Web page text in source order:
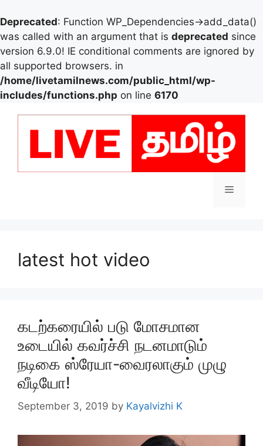
Deprecated: Function WP_Dependencies->add_data()
was called with an argument that is deprecated since
version 6.9.0! IE conditional comments are ignored by
all supported browsers. in
/home/livetamilnews.com/public_html/wp-
includes/functions.php on line 6170
Menu
latest hot video
கடற்கரையில் படு மோசமான
உடையில் கவர்ச்சி நடனமாடும்
நடிகை ஸ்ரேயா-வைரலாகும் முழு
வீடியோ!
September 3, 2019 by Kayalvizhi K